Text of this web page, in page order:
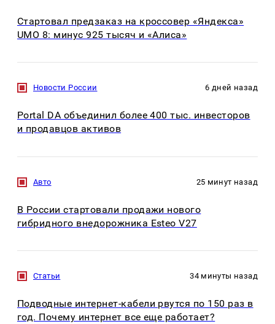
Стартовал предзаказ на кроссовер «Яндекса»
UMO 8: минус 925 тысяч и «Алиса»
Новости России 6 дней назад
Portal DA объединил более 400 тыс. инвесторов
и продавцов активов
Авто 25 минут назад
В России стартовали продажи нового
гибридного внедорожника Esteo V27
Статьи 34 минуты назад
Подводные интернет-кабели рвутся по 150 раз в
год. Почему интернет все еще работает?